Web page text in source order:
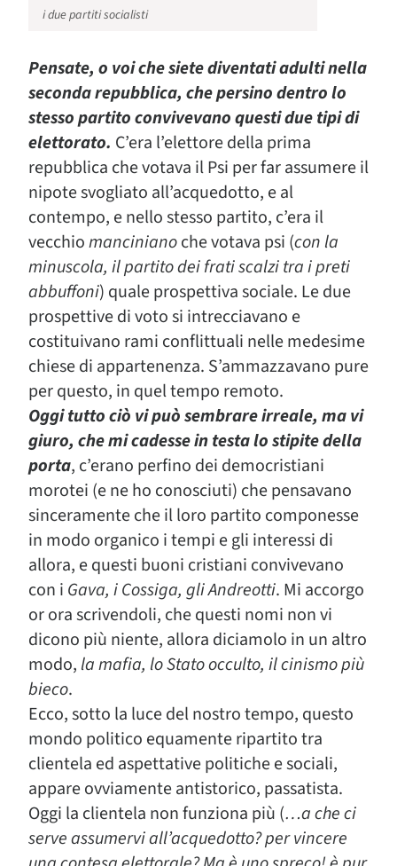
i due partiti socialisti
Pensate, o voi che siete diventati adulti nella
seconda repubblica, che persino dentro lo
stesso partito convivevano questi due tipi di
elettorato. C’era l’elettore della prima
repubblica che votava il Psi per far assumere il
nipote svogliato all’acquedotto, e al
contempo, e nello stesso partito, c’era il
vecchiomancinianoche votava psi (con la
minuscola, il partito dei frati scalzi tra i preti
abbuffoni) quale prospettiva sociale. Le due
prospettive di voto si intrecciavano e
costituivano rami conflittuali nelle medesime
chiese di appartenenza. S’ammazzavano pure
per questo, in quel tempo remoto.
Oggi tutto ciò vi può sembrare irreale, ma vi
giuro, che mi cadesse in testa lo stipite della
porta, c’erano perfino dei democristiani
morotei (e ne ho conosciuti) che pensavano
sinceramente che il loro partito componesse
in modo organico i tempi e gli interessi di
allora, e questi buoni cristiani convivevano
con i Gava, i Cossiga, gli Andreotti. Mi accorgo
or ora scrivendoli, che questi nomi non vi
dicono più niente, allora diciamolo in un altro
modo, la mafia, lo Stato occulto, il cinismo più
bieco.
Ecco, sotto la luce del nostro tempo, questo
mondo politico equamente ripartito tra
clientela ed aspettative politiche e sociali,
appare ovviamente antistorico, passatista.
Oggi la clientela non funziona più (…a che ci
serve assumervi all’acquedotto? per vincere